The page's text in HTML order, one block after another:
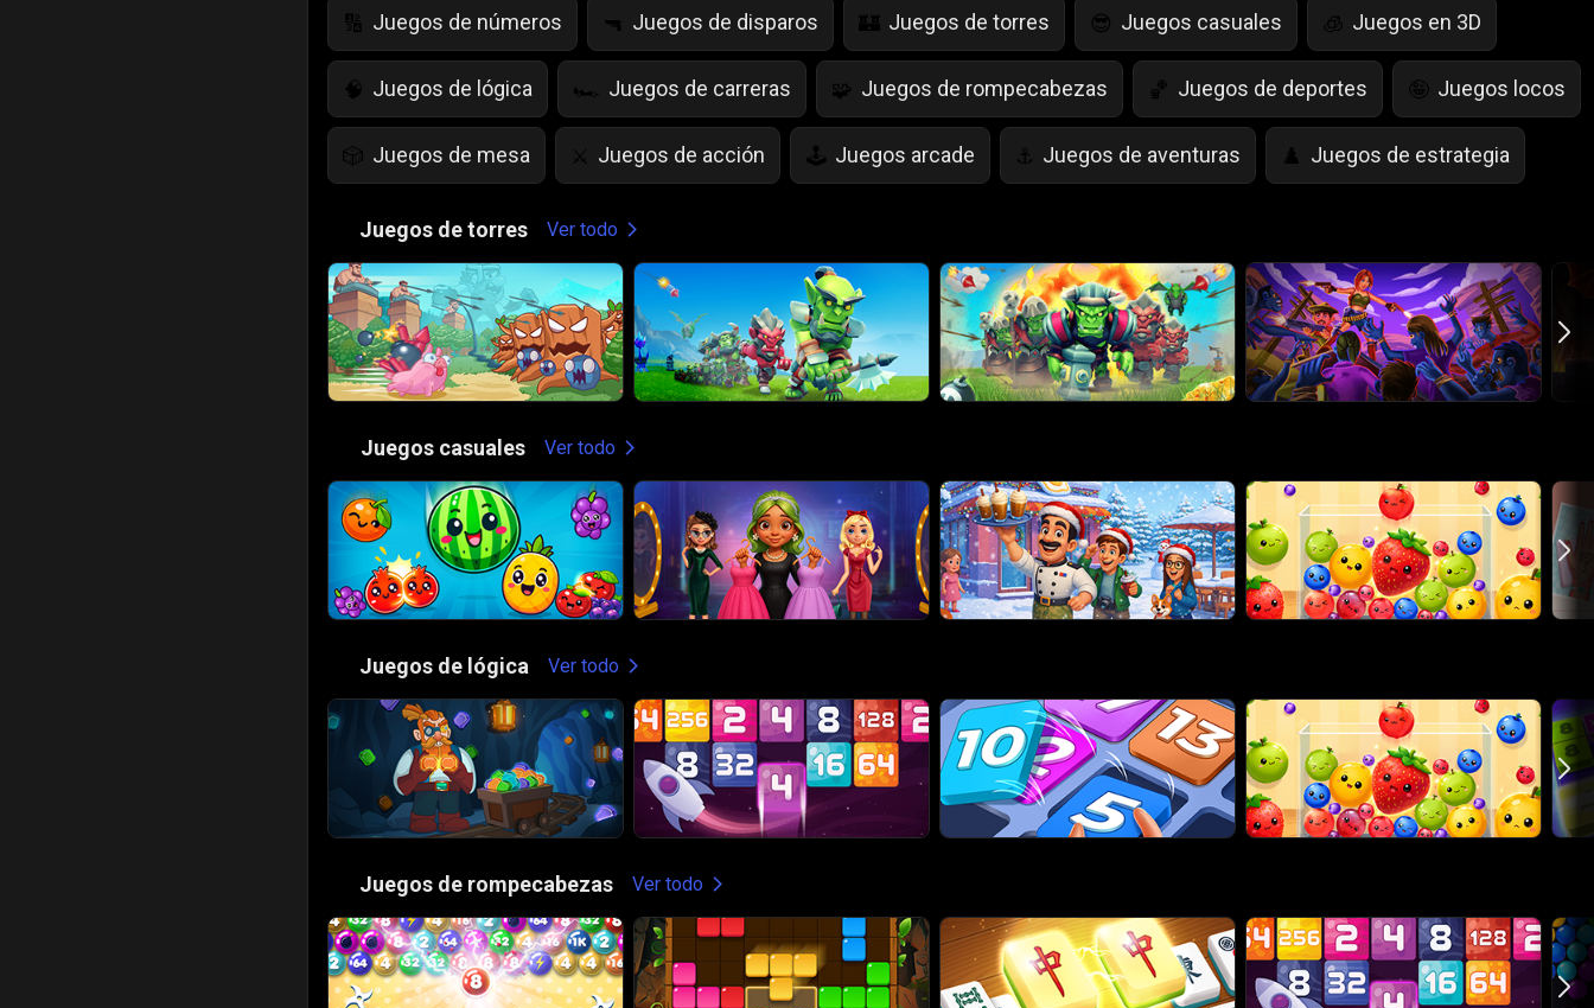
🔢 Juegos de números 🔫 Juegos de disparos 🏰 Juegos de torres 😎 Juegos casuales 🧊 Juegos en 3D
🧠 Juegos de lógica 🏎️ Juegos de carreras 🧩 Juegos de rompecabezas 🏀 Juegos de deportes 🤪 Juegos locos
🎲 Juegos de mesa ⚔️ Juegos de acción 🕹️ Juegos arcade ⚓ Juegos de aventuras ♟️ Juegos de estrategia
Juegos para niñas 🍇 Juegos de Frutas
🎨 Juegos de colores 👻 Juegos de Miedo ♠️ Juegos de Cartas 👮 Juegos de Policía 🧮 Juegos de matemáticas
🍕 Juegos de Comida 🚁 Juegos de volar 🐴 Juegos de animales ⚽ partidos de fútbol
Juegos de torres Ver todo
Juegos casuales Ver todo
Juegos de lógica Ver todo
Juegos de rompecabezas Ver todo